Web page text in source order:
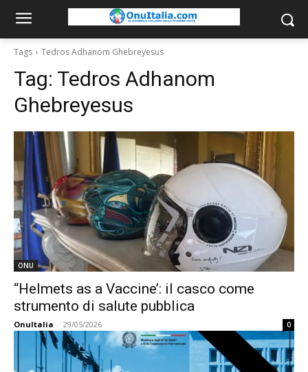
Tags Tedros Adhanom Ghebreyesus
Tag: Tedros Adhanom
Ghebreyesus
ONU
“Helmets as a Vaccine’: il casco come
strumento di salute pubblica
OnuItalia - 29/05/2026 0